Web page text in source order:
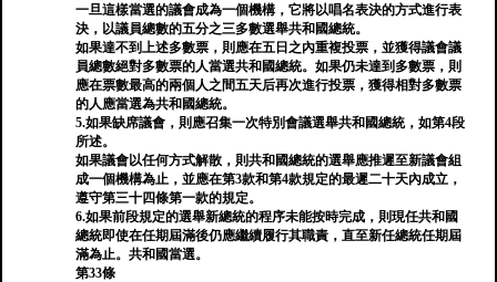
一旦這樣當選的議會成為一個機構，它將以唱名表決的方式進行表
決，以議員總數的五分之三多數選舉共和國總統。
如果達不到上述多數票，則應在五日之內重複投票，並獲得議會議
員總數絕對多數票的人當選共和國總統。如果仍未達到多數票，則
應在票數最高的兩個人之間五天后再次進行投票，獲得相對多數票
的人應當選為共和國總統。
5.如果缺席議會，則應召集一次特別會議選舉共和國總統，如第4段
所述。
如果議會以任何方式解散，則共和國總統的選舉應推遲至新議會組
成一個機構為止，並應在第3款和第4款規定的最遲二十天內成立，
遵守第三十四條第一款的規定。
6.如果前段規定的選舉新總統的程序未能按時完成，則現任共和國
總統即使在任期屆滿後仍應繼續履行其職責，直至新任總統任期屆
滿為止。共和國當選。
第33條